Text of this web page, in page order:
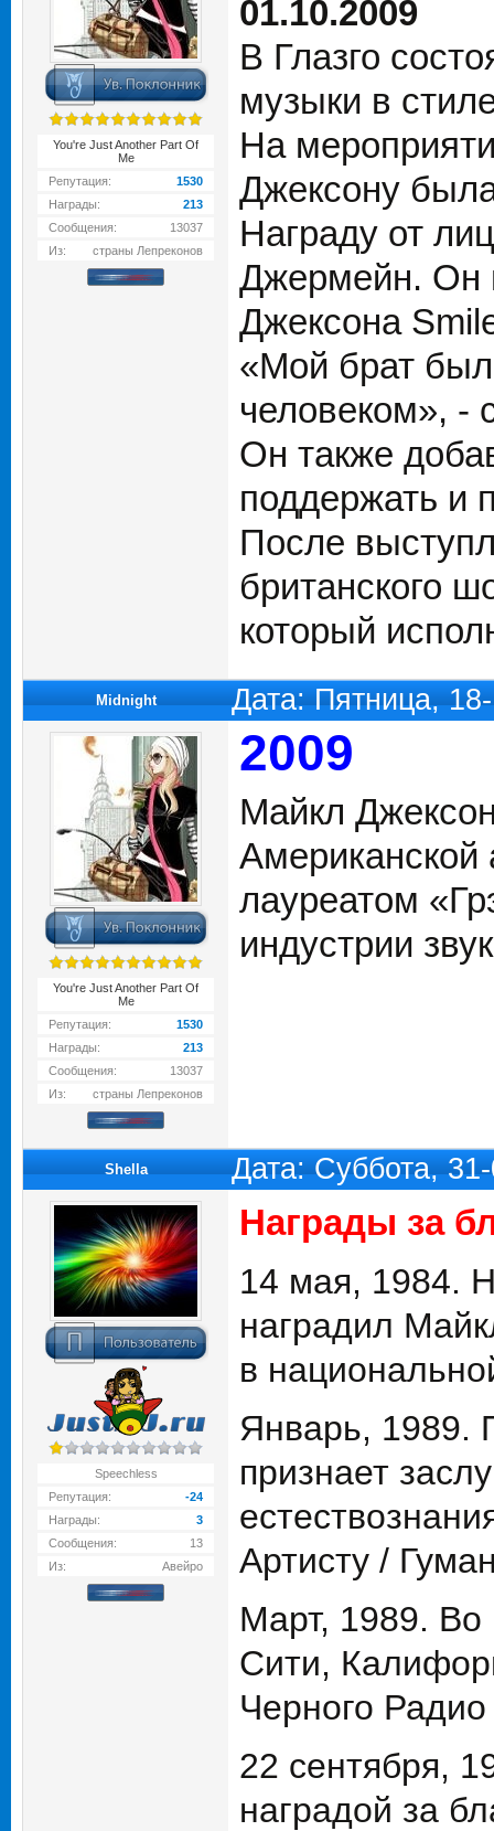
You're Just Another Part Of
Me
Репутация:
1530
Награды:
213
Сообщения:
13037
Из:
страны Лепреконов
01.10.2009
В Глазго
музыки в
На
Джексону
Награду от
Джермейн. Он
Джексона
«Мой брат
человеком», -
Он также
поддержать и
После
британского
который
Midnight Дата: Пятница,
You're Just Another Part Of
Me
Репутация:
1530
Награды:
213
Сообщения:
13037
Из:
страны Лепреконов
2009
Майкл
Американской
лауреатом
индустрии
Shella Дата: Суббота,
Speechless
Репутация:
-24
Награды:
3
Сообщения:
13
Из:
Авейро
Награды за
14 мая, 1984.
наградил
в
Январь, 1989.
признает
Артисту /
Март, 1989.
Сити,
Черного
22 сентября,
наградой за